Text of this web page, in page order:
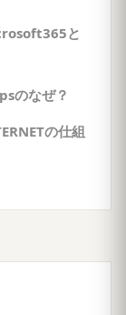
と
のなぜ？
の仕組